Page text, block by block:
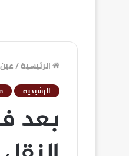
الرئيسية/
الرشيدية